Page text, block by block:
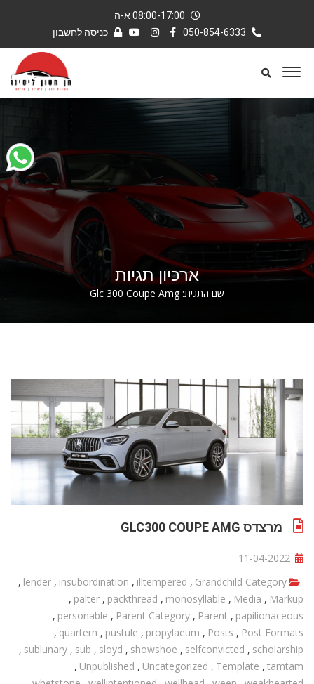
כניסה לחשבון
ארכיון תגיות
שם התגית: Glc 300 Coupe Amg
מרצדס GLC300 COUPE AMG
Grandchild Category
,
illtempered
,
insubordination
,
lender
,
Markup
,
Media
,
monosyllable
,
packthread
,
palter
,
papilionaceous
,
Parent
,
Parent Category
,
personable
,
Post Formats
,
Posts
,
propylaeum
,
pustule
,
quartern
,
scholarship
,
selfconvicted
,
showshoe
,
sloyd
,
sub
,
sublunary
,
tamtam
,
Template
,
Uncategorized
,
Unpublished
,